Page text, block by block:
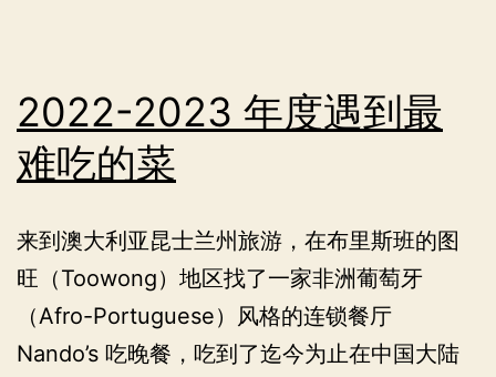
间
2022-2023 年度遇到最
难吃的菜
来到澳大利亚昆士兰州旅游，在布里斯班的图
旺（Toowong）地区找了一家非洲葡萄牙
（Afro-Portuguese）风格的连锁餐厅
Nando’s 吃晚餐，吃到了迄今为止在中国大陆